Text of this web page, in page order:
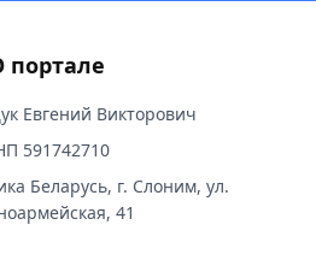
портале
Евгений Викторович
591742710
Беларусь, г. Слоним, ул.
41